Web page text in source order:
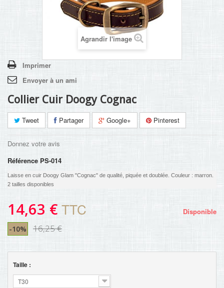
Agrandir l'image
Imprimer
Envoyer à un ami
Collier Cuir Doogy Cognac
Tweet Partager Google+ Pinterest
Donnez votre avis
Référence PS-014
Laisse en cuir Doogy Glam "Cognac" de qualité, piquée et doublée. Couleur : marron.
2 tailles disponibles
14,63 € TTC
-10% 16,25 €
Disponible
Taille :
T30